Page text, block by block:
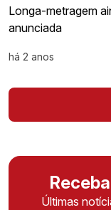
Longa-metragem
anunciada
há 2 anos
Últimas